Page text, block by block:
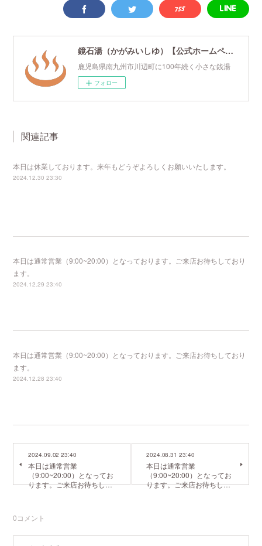
鏡石湯（かがみいしゆ）【公式ホームページ】
鹿児島県南九州市川辺町に100年続く小さな銭湯
フォロー
関連記事
本日は休業しております。来年もどうぞよろしくお願いいたします。
2024.12.30 23:30
本日は通常営業（9:00~20:00）となっております。ご来店お待ちしており
ます。
2024.12.29 23:40
本日は通常営業（9:00~20:00）となっております。ご来店お待ちしており
ます。
2024.12.28 23:40
2024.09.02 23:40
本日は通常営業
（9:00~20:00）となってお
ります。ご来店お待ちし…
2024.08.31 23:40
本日は通常営業
（9:00~20:00）となってお
ります。ご来店お待ちし…
0コメント